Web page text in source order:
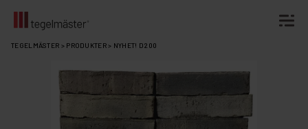
Fortsätt
TEGELMÄSTER > PRODUKTER> NYHET! D200